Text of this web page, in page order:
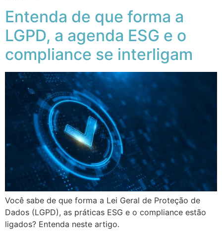
Entenda de que forma a
LGPD, a agenda ESG e o
compliance se interligam
Você sabe de que forma a Lei Geral de Proteção de
Dados (LGPD), as práticas ESG e o compliance estão
ligados? Entenda neste artigo.